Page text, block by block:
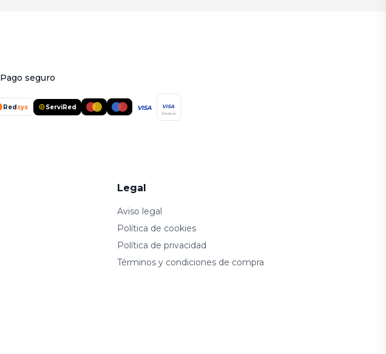
Pago seguro
Redsys ServiRed VISA VISA
Electron
Legal
Aviso legal
Política de cookies
Política de privacidad
Términos y condiciones de compra